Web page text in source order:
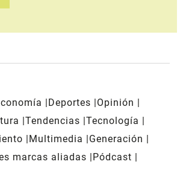
Deportes
Opinión
Tendencias Tecnología
Multimedia
Generación
marcas aliadas
Pódcast